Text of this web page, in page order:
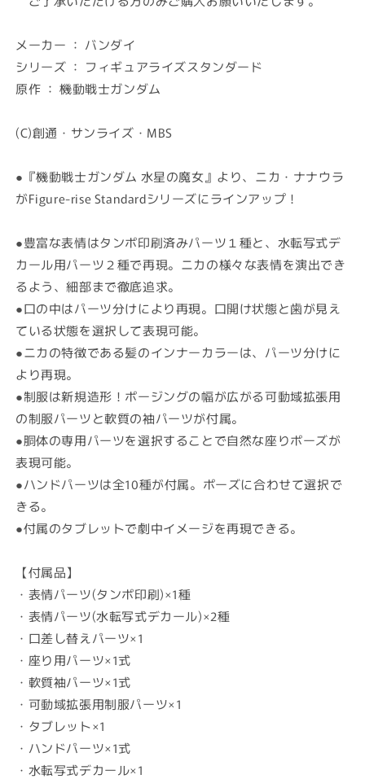
イ
Figure-
rise
Standard
カ・
ナ
ラ
ラ
モ
デ
ル)
の
数
を
減
ら
す
イ
Figure-
rise
Standard
カ・
ナ
ラ
ラ
モ
デ
ル)
の
数
増
や
す
メーカー ： バンダイ
シリーズ ： フィギュアライズスタンダード
原作 ： 機動戦士ガンダム
(C)創通・サンライズ・MBS
●『機動戦士ガンダム 水星の魔女』より、ニカ・ナナウラ
がFigure-rise Standardシリーズにラインアップ！
●豊富な表情はタンポ印刷済みパーツ１種と、水転写式デ
カール用パーツ２種で再現。ニカの様々な表情を演出でき
るよう、細部まで徹底追求。
●口の中はパーツ分けにより再現。口開け状態と歯が見え
ている状態を選択して表現可能。
●ニカの特徴である髪のインナーカラーは、パーツ分けに
より再現。
●制服は新規造形！ポージングの幅が広がる可動域拡張用
の制服パーツと軟質の袖パーツが付属。
●胴体の専用パーツを選択することで自然な座りポーズが
表現可能。
●ハンドパーツは全10種が付属。ポーズに合わせて選択で
きる。
●付属のタブレットで劇中イメージを再現できる。
【付属品】
・表情パーツ(タンポ印刷)×1種
・表情パーツ(水転写式デカール)×2種
・口差し替えパーツ×1
・座り用パーツ×1式
・軟質袖パーツ×1式
・可動域拡張用制服パーツ×1
・タブレット×1
・ハンドパーツ×1式
・水転写式デカール×1